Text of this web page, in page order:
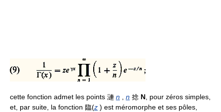
cette fonction admet les points 漣 n , n 捻 N, pour zéros simples,
et, par suite, la fonction 臨(z ) est méromorphe et ses pôles,